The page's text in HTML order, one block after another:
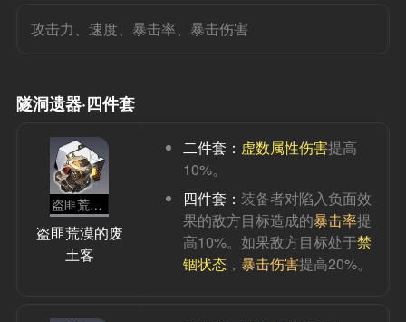
攻击力、速度、暴击率、暴击伤害
隧洞遗器·四件套
盗匪荒漠的废土客
盗匪荒漠的废
土客
二件套： 虚数属性伤害提高
10%。
四件套： 装备者对陷入负面效
果的敌方目标造成的暴击率提
高10%。如果敌方目标处于禁
锢状态 ，暴击伤害提高20%。